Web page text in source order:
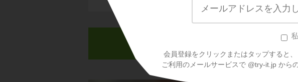
会員登録をクリックまたはタップすると、
ご利用のメールサービスで @try-it.jp から
生物